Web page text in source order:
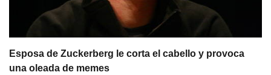
Esposa de Zuckerberg le corta el cabello y provoca
una oleada de memes